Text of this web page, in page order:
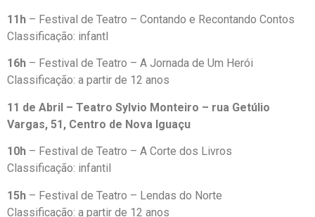
11h – Festival de Teatro – Contando e Recontando Contos
Classificação: infantl
16h – Festival de Teatro – A Jornada de Um Herói
Classificação: a partir de 12 anos
11 de Abril – Teatro Sylvio Monteiro – rua Getúlio
Vargas, 51, Centro de Nova Iguaçu
10h – Festival de Teatro – A Corte dos Livros
Classificação: infantil
15h – Festival de Teatro – Lendas do Norte
Classificação: a partir de 12 anos